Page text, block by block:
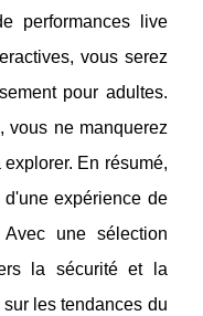
performances live
vous serez
pour adultes.
vous ne manquerez
En résumé,
expérience de
une sélection
la sécurité et la
les tendances du